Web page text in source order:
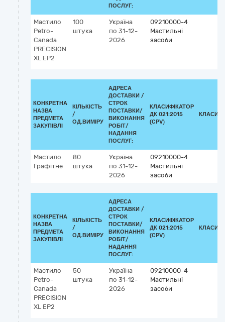
ПОСЛУГ:
Мастило
Petro-
Canada
PRECISION
XL EP2
100
штука
Україна
по 31-12-
2026
09210000-4
Мастильні
засоби
КОНКРЕТНА
НАЗВА
ПРЕДМЕТА
ЗАКУПІВЛІ
КІЛЬКІСТЬ
/
ОД.ВИМІРУ
АДРЕСА
ДОСТАВКИ /
СТРОК
ПОСТАВКИ/
ВИКОНАННЯ
РОБІТ/
НАДАННЯ
ПОСЛУГ:
КЛАСИФІКАТОР
ДК 021:2015
(CPV)
Мастило
Графітне
80
штука
Україна
по 31-12-
2026
09210000-4
Мастильні
засоби
КОНКРЕТНА
НАЗВА
ПРЕДМЕТА
ЗАКУПІВЛІ
КІЛЬКІСТЬ
/
ОД.ВИМІРУ
АДРЕСА
ДОСТАВКИ /
СТРОК
ПОСТАВКИ/
ВИКОНАННЯ
РОБІТ/
НАДАННЯ
ПОСЛУГ:
КЛАСИФІКАТОР
ДК 021:2015
(CPV)
Мастило
Petro-
Canada
PRECISION
XL EP2
50
штука
Україна
по 31-12-
2026
09210000-4
Мастильні
засоби